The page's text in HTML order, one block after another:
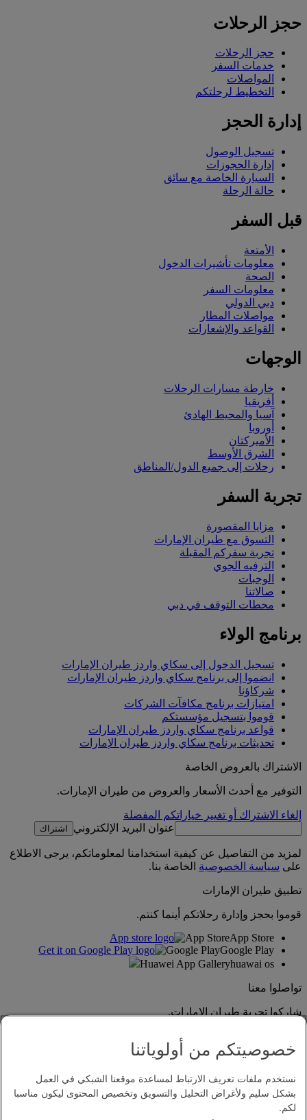
حجز الرحلات
حجز الرحلات
خدمات السفر
المواصلات
التخطيط لرحلتكم
إدارة الحجز
تسجيل الوصول
إدارة الحجوزات
السيارة الخاصة مع سائق
حالة الرحلة
قبل السفر
الأمتعة
معلومات تأشيرات الدخول
الصحة
معلومات السفر
دبي الدولي
مواصلات المطار
القواعد والإشعارات
الوجهات
خارطة مسارات الرحلات
أفريقيا
آسيا والمحيط الهادئ
أوروبا
الأميركتان
الشرق الأوسط
رحلات إلى جميع الدول/المناطق
تجربة السفر
مزايا المقصورة
التسوق مع طيران الإمارات
تجربة سفركم المقبلة
الترفيه الجوي
الوجبات
صالاتنا
محطات التوقف في دبي
برنامج الولاء
تسجيل الدخول إلى سكاي واردز طيران الإمارات
انضموا إلى برنامج سكاي واردز طيران الإمارات
شركاؤنا
امتيازات برنامج مكافآت الشركات
قوموا بتسجيل مؤسستكم
قواعد برنامج سكاي واردز طيران الإمارات
تحديثات برنامج سكاي واردز طيران الإمارات
الاشتراك بالعروض الخاصة
التوفير مع أحدث الأسعار والعروض من طيران الإمارات.
إلغاء الاشتراك أو تغيير خياراتكم المفضلة
عنوان البريد الإلكتروني
اشتراك
لمزيد من التفاصيل عن كيفية استخدامنا لمعلوماتكم، يرجى الاطلاع
على سياسة الخصوصية الخاصة بنا.
تطبيق طيران الإمارات
قوموا بحجز وإدارة رحلاتكم أينما كنتم.
App StoreApp Store
Google PlayGoogle Play
Huawei App Galleryhuawai os
تواصلوا معنا
شاركوا تجربة طيران الإمارات.
خصوصيتكم من أولوياتنا
نستخدم ملفات تعريف الارتباط لمساعدة موقعنا الشبكي في العمل
بشكل سليم ولأغراض التحليل والتسويق وتخصيص المحتوى ليكون مناسبا
لكم.